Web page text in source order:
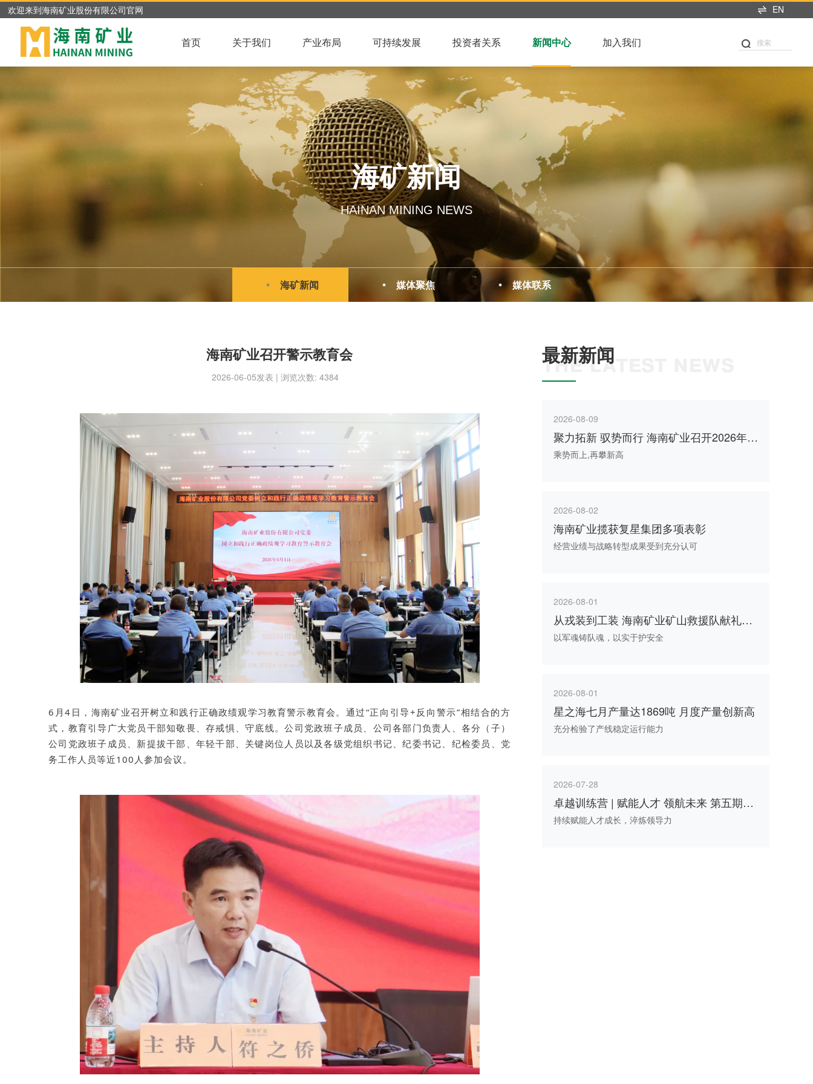
欢迎来到海南矿业股份有限公司官网 EN
首页 关于我们 产业布局 可持续发展 投资者关系 新闻中心 加入我们 搜索
海矿新闻
HAINAN MINING NEWS
海矿新闻 媒体聚焦 媒体联系
海南矿业召开警示教育会
2026-06-05发表 | 浏览次数: 4384
6月4日，海南矿业召开树立和践行正确政绩观学习教育警示教育会。通过“正向引导+反向警示”相结合的方
式，教育引导广大党员干部知敬畏、存戒惧、守底线。公司党政班子成员、公司各部门负责人、各分（子）
公司党政班子成员、新提拔干部、年轻干部、关键岗位人员以及各级党组织书记、纪委书记、纪检委员、党
务工作人员等近100人参加会议。
THE LATEST NEWS
最新新闻
2026-08-09
聚力拓新 驭势而行 海南矿业召开2026年中
期工作会议
乘势而上,再攀新高
2026-08-02
海南矿业揽获复星集团多项表彰
经营业绩与战略转型成果受到充分认可
2026-08-01
从戎装到工装 海南矿业矿山救援队献礼八
一
以军魂铸队魂，以实于护安全
2026-08-01
星之海七月产量达1869吨 月度产量创新高
充分检验了产线稳定运行能力
2026-07-28
卓越训练营 | 赋能人才 领航未来 第五期卓
越训练营第四次线下课程圆满举行
持续赋能人才成长，淬炼领导力